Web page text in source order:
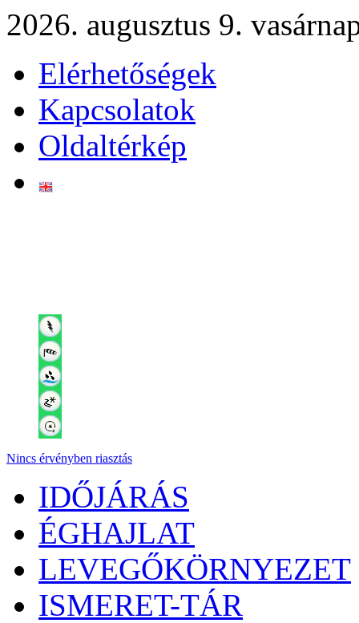
2026. augusztus 9.
Elérhetőségek
Kapcsolatok
Oldaltérkép
Nincs érvényben riasztás
IDŐJÁRÁS
ÉGHAJLAT
LEVEGŐKÖRNYEZET
ISMERET-TÁR